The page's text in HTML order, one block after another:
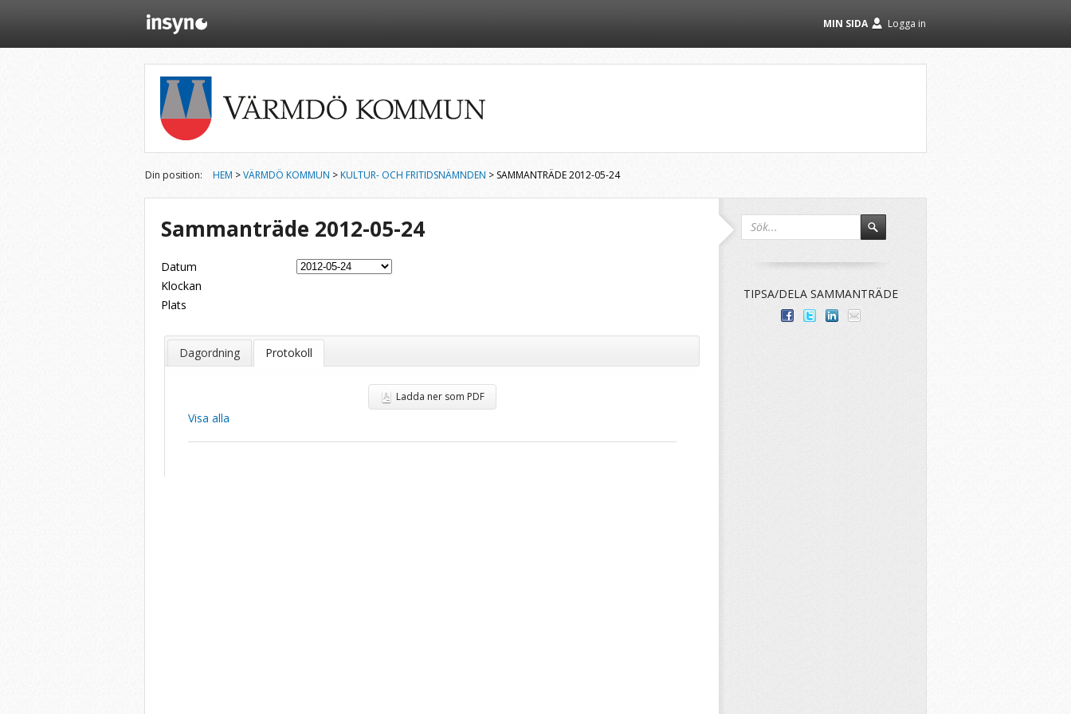
Logga in
MIN SIDA
Din position: HEM >VÄRMDÖ KOMMUN >KULTUR- OCH FRITIDSNÄMNDEN > SAMMANTRÄDE 2012-05-24
Sammanträde 2012-05-24
Datum
Klockan
Plats
Dagordning Protokoll
Ladda ner som PDF
Visa alla
TIPSA/DELA SAMMANTRÄDE